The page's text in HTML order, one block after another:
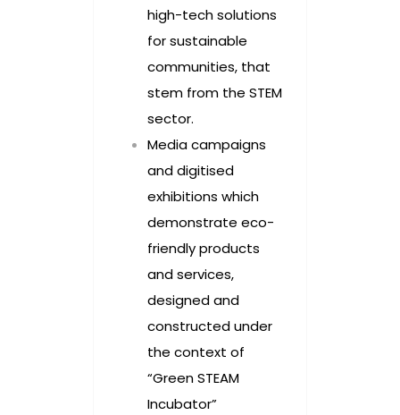
high-tech solutions
for sustainable
communities, that
stem from the STEM
sector.
Media campaigns
and digitised
exhibitions which
demonstrate eco-
friendly products
and services,
designed and
constructed under
the context of
“Green STEAM
Incubator”